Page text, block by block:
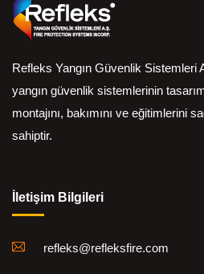
Refleks Yangın Güvenlik Sistemleri
yangın güvenlik sistemlerinin
montajını, bakımını ve eğitimlerini
sahiptir.
İletişim Bilgileri
refleks@refleksfire.com